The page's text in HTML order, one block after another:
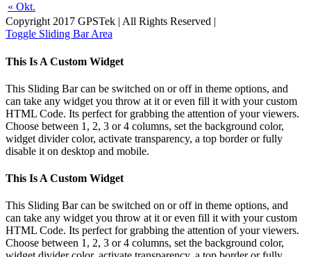
« Okt.
Copyright 2017 GPSTek | All Rights Reserved |
Toggle Sliding Bar Area
This Is A Custom Widget
This Sliding Bar can be switched on or off in theme options, and
can take any widget you throw at it or even fill it with your custom
HTML Code. Its perfect for grabbing the attention of your viewers.
Choose between 1, 2, 3 or 4 columns, set the background color,
widget divider color, activate transparency, a top border or fully
disable it on desktop and mobile.
This Is A Custom Widget
This Sliding Bar can be switched on or off in theme options, and
can take any widget you throw at it or even fill it with your custom
HTML Code. Its perfect for grabbing the attention of your viewers.
Choose between 1, 2, 3 or 4 columns, set the background color,